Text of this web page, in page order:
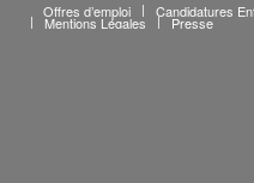
Offres d’emploi Candidatures
Mentions Légales Presse